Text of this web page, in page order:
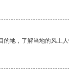
的地，了解当地的风土